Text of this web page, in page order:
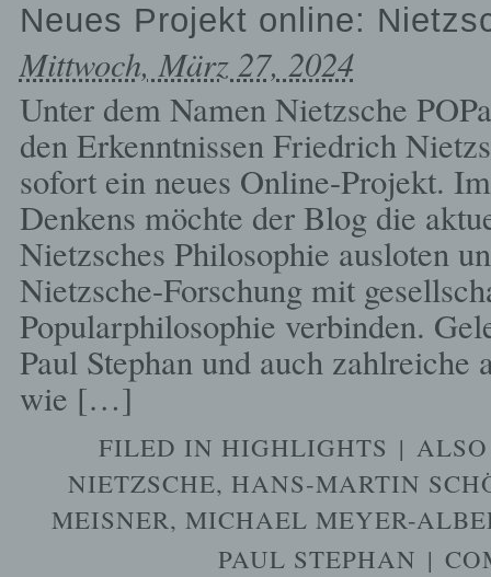
Neues Projekt online:
Mittwoch, März 27, 2024
Unter dem Namen Nietzsche
den Erkenntnissen Friedrich
sofort ein neues Online-Projekt.
Denkens möchte der Blog die
Nietzsches Philosophie ausloten
Nietzsche-Forschung mit
Popularphilosophie verbinden.
Paul Stephan und auch zahlreiche
wie […]
FILED IN HIGHLIGHTS |
NIETZSCHE, HANS-MARTIN
MEISNER, MICHAEL MEYER-
PAUL STEPHAN |